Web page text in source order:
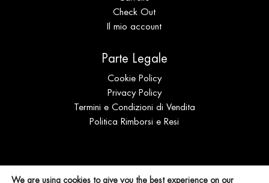
Check Out
Il mio account
Parte Legale
Cookie Policy
Privacy Policy
Termini e Condizioni di Vendita
Politica Rimborsi e Resi
We are using cookies to give you the best experience on our